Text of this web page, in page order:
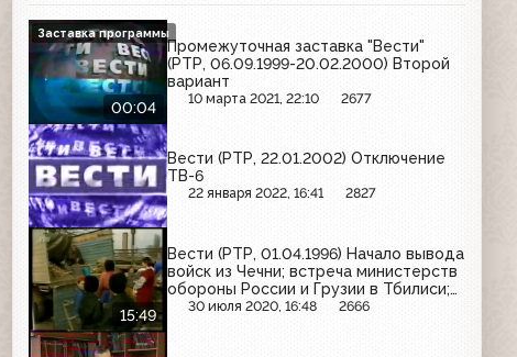
00:04
Промежуточная заставка "Вести"
(РТР, 06.09.1999-20.02.2000) Второй
вариант
10 марта 2021, 22:10 2677
Заставка программы
Вести (РТР, 22.01.2002) Отключение
ТВ-6
22 января 2022, 16:41 2827
15:49
Вести (РТР, 01.04.1996) Начало вывода
войск из Чечни; встреча министерств
обороны России и Грузии в Тбилиси;
переговоры между Россией и
30 июля 2020, 16:48 2666